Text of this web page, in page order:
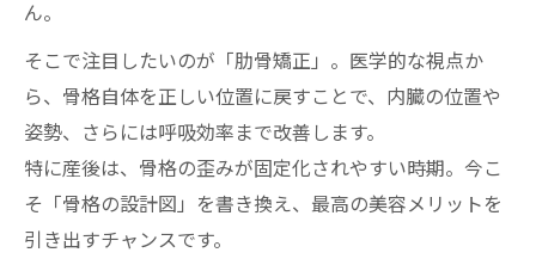
💡 リラスポの出張整体（オンライン対応可）に
ついて
産後ママ必見の肋骨呼吸テクニック徹底解説
ボディメイク・産後に有効な肋骨呼吸法を
ん。
そこで注目したいのが「肋骨矯正」。医学的な視点か
ら、骨格自体を正しい位置に戻すことで、内臓の位置や
姿勢、さらには呼吸効率まで改善します。
特に産後は、骨格の歪みが固定化されやすい時期。今こ
そ「骨格の設計図」を書き換え、最高の美容メリットを
引き出すチャンスです。